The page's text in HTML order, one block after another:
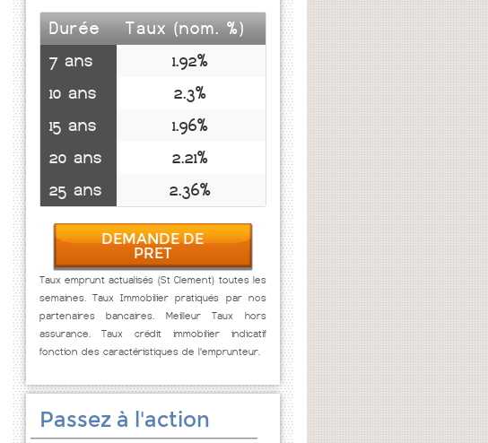
Durée
Taux (nom. %)
7 ans
1.92%
10 ans
2.3%
15 ans
1.96%
20 ans
2.21%
25 ans
2.36%
DEMANDE DE
PRET
Taux emprunt actualisés (St Clement) toutes les
semaines. Taux Immobilier pratiqués par nos
partenaires bancaires. Meilleur Taux hors
assurance. Taux crédit immobilier indicatif
fonction des caractéristiques de l'emprunteur.
Passez à l'action